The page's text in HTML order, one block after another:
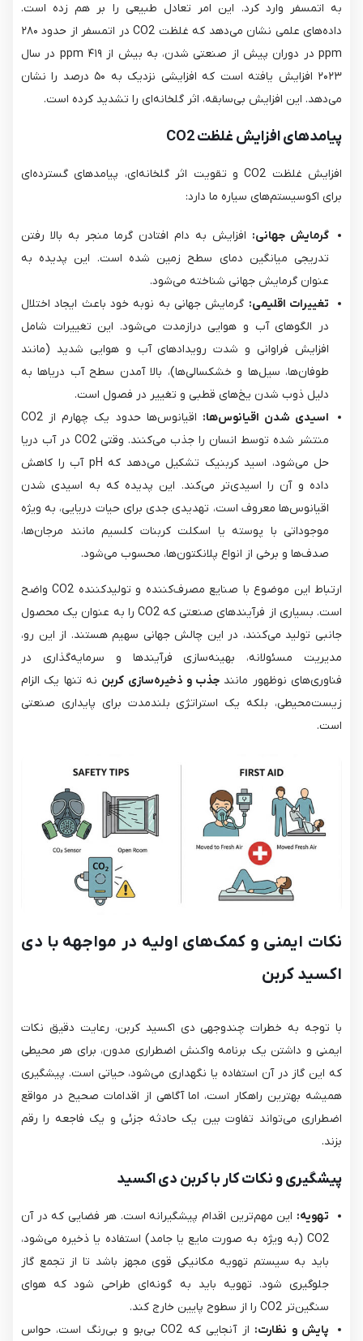
به اتمسفر وارد کرد. این امر تعادل طبیعی را بر هم زده است.
داده‌های علمی نشان می‌دهد که غلظت CO2​ در اتمسفر از حدود ۲۸۰
ppm در دوران پیش از صنعتی شدن، به بیش از ۴۱۹ ppm در سال
۲۰۲۳ افزایش یافته است که افزایشی نزدیک به ۵۰ درصد را نشان
می‌دهد. این افزایش بی‌سابقه، اثر گلخانه‌ای را تشدید کرده است.
پیامدهای افزایش غلظت CO2
افزایش غلظت CO2​ و تقویت اثر گلخانه‌ای، پیامدهای گسترده‌ای
برای اکوسیستم‌های سیاره ما دارد:
گرمایش جهانی: افزایش به دام افتادن گرما منجر به بالا رفتن
تدریجی میانگین دمای سطح زمین شده است. این پدیده به
عنوان گرمایش جهانی شناخته می‌شود.
تغییرات اقلیمی: گرمایش جهانی به نوبه خود باعث ایجاد اختلال
در الگوهای آب و هوایی درازمدت می‌شود. این تغییرات شامل
افزایش فراوانی و شدت رویدادهای آب و هوایی شدید (مانند
طوفان‌ها، سیل‌ها و خشکسالی‌ها)، بالا آمدن سطح آب دریاها به
دلیل ذوب شدن یخ‌های قطبی و تغییر در فصول است.
اسیدی شدن اقیانوس‌ها:
منتشر شده توسط انسان را جذب می‌کنند. وقتی CO2​ در آب دریا
حل می‌شود، اسید کربنیک تشکیل می‌دهد که pH آب را کاهش
داده و آن را اسیدی‌تر می‌کند. این پدیده که به اسیدی شدن
اقیانوس‌ها معروف است، تهدیدی جدی برای حیات دریایی، به ویژه
موجوداتی با پوسته یا اسکلت کربنات کلسیم مانند مرجان‌ها،
صدف‌ها و برخی از انواع پلانکتون‌ها، محسوب می‌شود.
ارتباط این موضوع با صنایع مصرف‌کننده و تولیدکننده CO2​ واضح
است. بسیاری از فرآیندهای صنعتی که CO2​ را به عنوان یک محصول
جانبی تولید می‌کنند، در این چالش جهانی سهیم هستند. از این رو،
مدیریت مسئولانه، بهینه‌سازی فرآیندها و سرمایه‌گذاری در
فناوری‌های نوظهور مانند جذب و ذخیره‌سازی کربن نه تنها یک الزام
زیست‌محیطی، بلکه یک استراتژی بلندمدت برای پایداری صنعتی
است.
نکات ایمنی و کمک‌های اولیه در مواجهه با دی
اکسید کربن
با توجه به خطرات چندوجهی دی اکسید کربن، رعایت دقیق نکات
ایمنی و داشتن یک برنامه واکنش اضطراری مدون، برای هر محیطی
که این گاز در آن استفاده یا نگهداری می‌شود، حیاتی است. پیشگیری
همیشه بهترین راهکار است، اما آگاهی از اقدامات صحیح در مواقع
اضطراری می‌تواند تفاوت بین یک حادثه جزئی و یک فاجعه را رقم
بزند.
پیشگیری و نکات کار با کربن دی اکسید
تهویه: این مهم‌ترین اقدام پیشگیرانه است. هر فضایی که در آن
CO2​ (به ویژه به صورت مایع یا جامد) استفاده یا ذخیره می‌شود،
باید به سیستم تهویه مکانیکی قوی مجهز باشد تا از تجمع گاز
جلوگیری شود. تهویه باید به گونه‌ای طراحی شود که هوای
سنگین‌تر CO2​ را از سطوح پایین خارج کند.
پایش و نظارت:
از آنجایی که CO2​ بی‌بو و بی‌رنگ است، حواس